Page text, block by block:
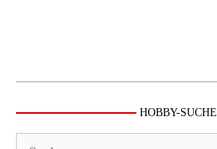
HOBBY-SUCHE